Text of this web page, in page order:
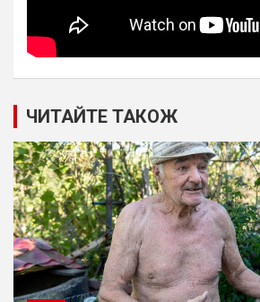
ЧИТАЙТЕ ТАКОЖ